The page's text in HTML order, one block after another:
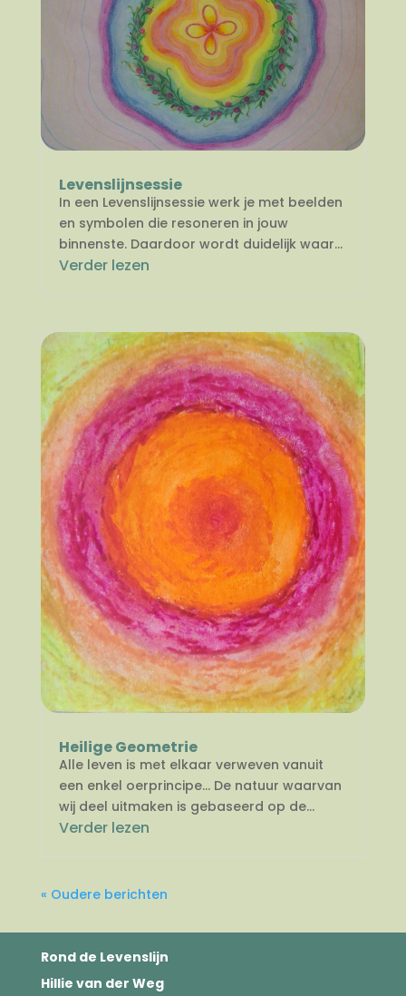
Levenslijnsessie
In een Levenslijnsessie werk je met beelden
en symbolen die resoneren in jouw
binnenste. Daardoor wordt duidelijk waar...
Verder lezen
Heilige Geometrie
Alle leven is met elkaar verweven vanuit
een enkel oerprincipe… De natuur waarvan
wij deel uitmaken is gebaseerd op de...
Verder lezen
« Oudere berichten
Rond de Levenslijn
Hillie van der Weg